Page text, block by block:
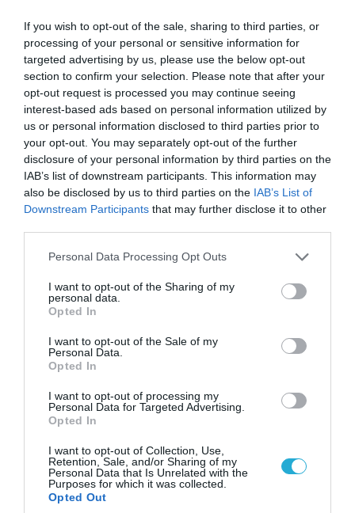
If you wish to opt-out of the sale, sharing to third parties, or
processing of your personal or sensitive information for
targeted advertising by us, please use the below opt-out
section to confirm your selection. Please note that after your
opt-out request is processed you may continue seeing
interest-based ads based on personal information utilized by
us or personal information disclosed to third parties prior to
your opt-out. You may separately opt-out of the further
disclosure of your personal information by third parties on the
IAB’s list of downstream participants. This information may
also be disclosed by us to third parties on the IAB’s List of
Downstream Participants that may further disclose it to other
Please note that this website/app uses one or more Google
not limited to your visit or usage behaviour. You may click to
grant or deny consent to Google and its third-party tags to
use your data for below specified purposes in below Google
consent section.
Personal Data Processing Opt Outs
I want to opt-out of the Sharing of my
personal data.
Opted In
I want to opt-out of the Sale of my
Personal Data.
Opted In
I want to opt-out of processing my
Personal Data for Targeted Advertising.
Opted In
I want to opt-out of Collection, Use,
Retention, Sale, and/or Sharing of my
Personal Data that Is Unrelated with the
Purposes for which it was collected.
Opted Out
06.08.2026 | 14:02
«Επιχείρηση ελεύθερα πεζοδρόμια» στην
αντικείμενα από κοινόχρηστους χώρους